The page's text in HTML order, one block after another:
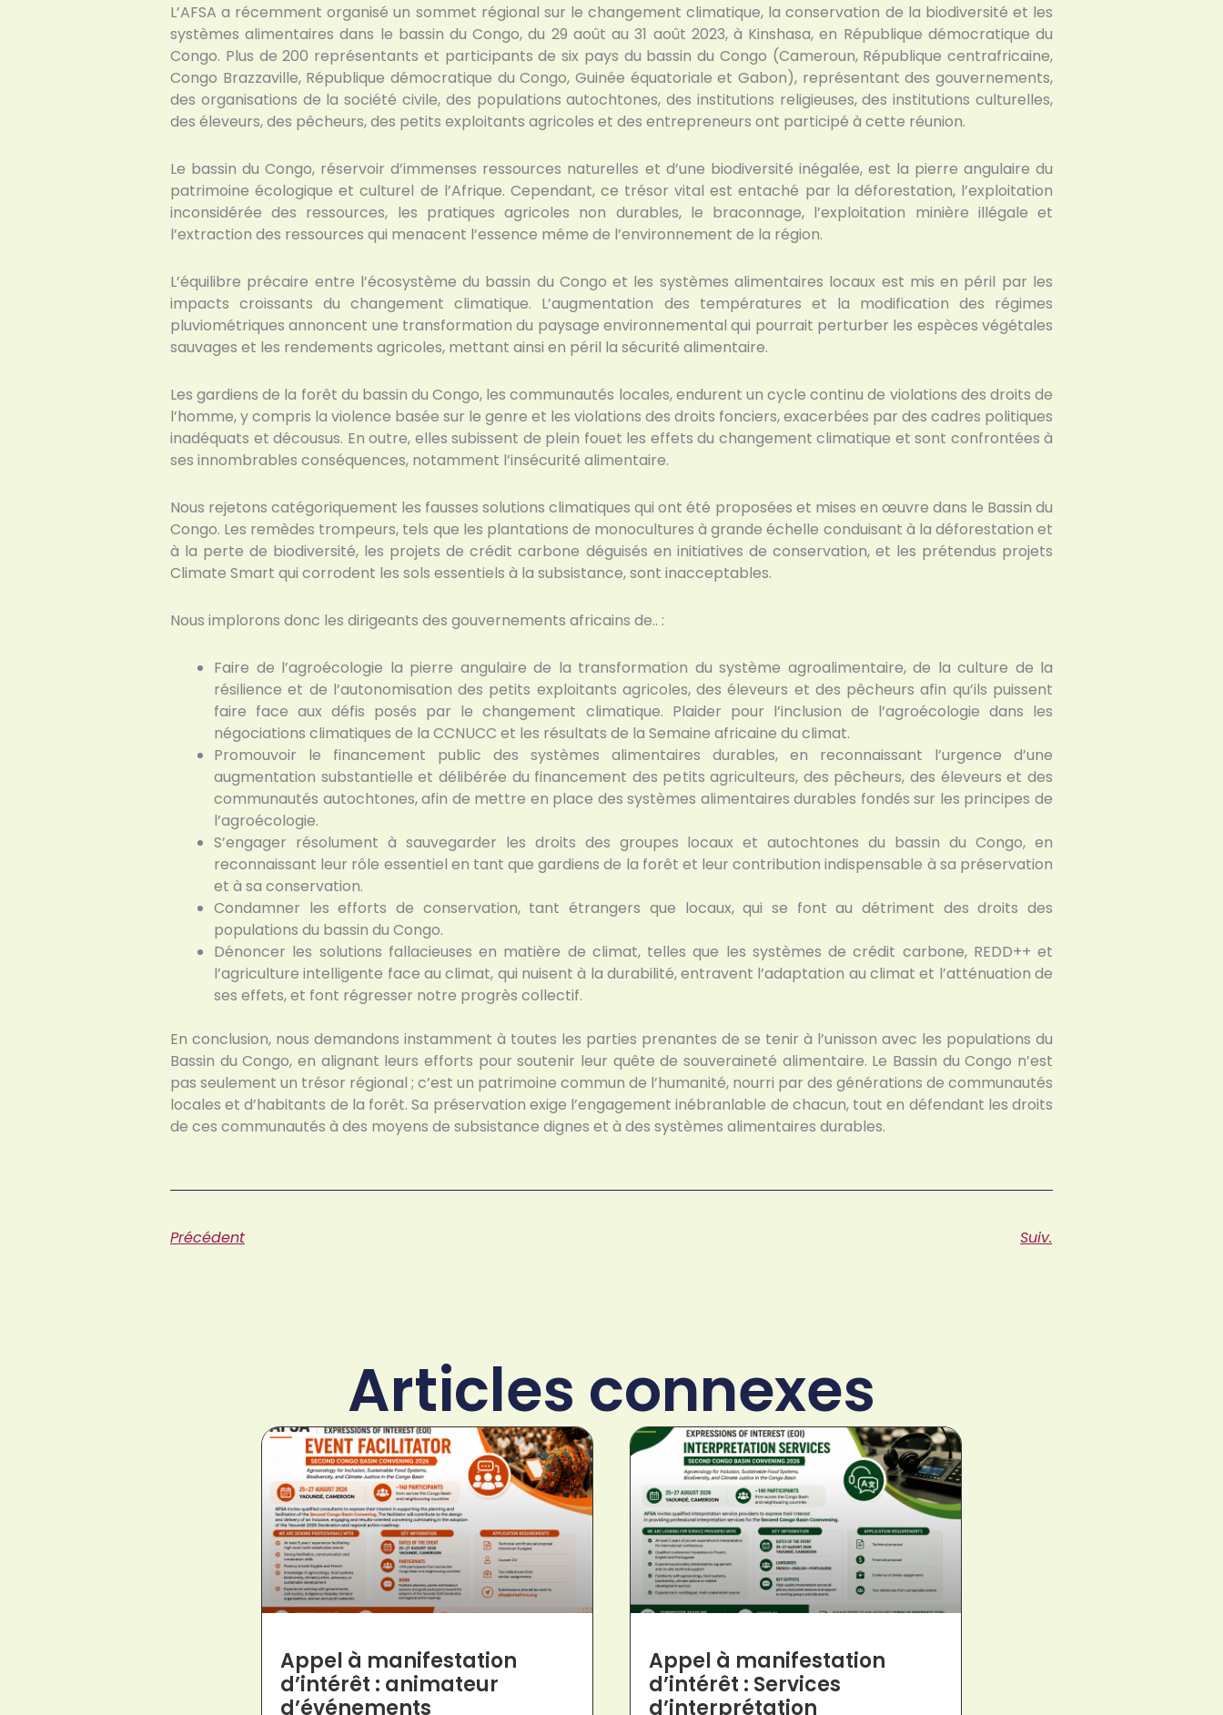
L’AFSA a récemment organisé un sommet régional sur le changement climatique, la conservation de la biodiversité et les
systèmes alimentaires dans le bassin du Congo, du 29 août au 31 août 2023, à Kinshasa, en République démocratique du
Congo. Plus de 200 représentants et participants de six pays du bassin du Congo (Cameroun, République centrafricaine,
Congo Brazzaville, République démocratique du Congo, Guinée équatoriale et Gabon), représentant des gouvernements,
des organisations de la société civile, des populations autochtones, des institutions religieuses, des institutions culturelles,
des éleveurs, des pêcheurs, des petits exploitants agricoles et des entrepreneurs ont participé à cette réunion.
Le bassin du Congo, réservoir d’immenses ressources naturelles et d’une biodiversité inégalée, est la pierre angulaire du
patrimoine écologique et culturel de l’Afrique. Cependant, ce trésor vital est entaché par la déforestation, l’exploitation
inconsidérée des ressources, les pratiques agricoles non durables, le braconnage, l’exploitation minière illégale et
l’extraction des ressources qui menacent l’essence même de l’environnement de la région.
L’équilibre précaire entre l’écosystème du bassin du Congo et les systèmes alimentaires locaux est mis en péril par les
impacts croissants du changement climatique. L’augmentation des températures et la modification des régimes
pluviométriques annoncent une transformation du paysage environnemental qui pourrait perturber les espèces végétales
sauvages et les rendements agricoles, mettant ainsi en péril la sécurité alimentaire.
Les gardiens de la forêt du bassin du Congo, les communautés locales, endurent un cycle continu de violations des droits de
l’homme, y compris la violence basée sur le genre et les violations des droits fonciers, exacerbées par des cadres politiques
inadéquats et décousus. En outre, elles subissent de plein fouet les effets du changement climatique et sont confrontées à
ses innombrables conséquences, notamment l’insécurité alimentaire.
Nous rejetons catégoriquement les fausses solutions climatiques qui ont été proposées et mises en œuvre dans le Bassin du
Congo. Les remèdes trompeurs, tels que les plantations de monocultures à grande échelle conduisant à la déforestation et
à la perte de biodiversité, les projets de crédit carbone déguisés en initiatives de conservation, et les prétendus projets
Climate Smart qui corrodent les sols essentiels à la subsistance, sont inacceptables.
Nous implorons donc les dirigeants des gouvernements africains de.. :
Faire de l’agroécologie la pierre angulaire de la transformation du système agroalimentaire, de la culture de la
résilience et de l’autonomisation des petits exploitants agricoles, des éleveurs et des pêcheurs afin qu’ils puissent
faire face aux défis posés par le changement climatique. Plaider pour l’inclusion de l’agroécologie dans les
négociations climatiques de la CCNUCC et les résultats de la Semaine africaine du climat.
Promouvoir le financement public des systèmes alimentaires durables, en reconnaissant l’urgence d’une
augmentation substantielle et délibérée du financement des petits agriculteurs, des pêcheurs, des éleveurs et des
communautés autochtones, afin de mettre en place des systèmes alimentaires durables fondés sur les principes de
l’agroécologie.
S’engager résolument à sauvegarder les droits des groupes locaux et autochtones du bassin du Congo, en
reconnaissant leur rôle essentiel en tant que gardiens de la forêt et leur contribution indispensable à sa préservation
et à sa conservation.
Condamner les efforts de conservation, tant étrangers que locaux, qui se font au détriment des droits des
populations du bassin du Congo.
Dénoncer les solutions fallacieuses en matière de climat, telles que les systèmes de crédit carbone, REDD++ et
l’agriculture intelligente face au climat, qui nuisent à la durabilité, entravent l’adaptation au climat et l’atténuation de
ses effets, et font régresser notre progrès collectif.
En conclusion, nous demandons instamment à toutes les parties prenantes de se tenir à l’unisson avec les populations du
Bassin du Congo, en alignant leurs efforts pour soutenir leur quête de souveraineté alimentaire. Le Bassin du Congo n’est
pas seulement un trésor régional ; c’est un patrimoine commun de l’humanité, nourri par des générations de communautés
locales et d’habitants de la forêt. Sa préservation exige l’engagement inébranlable de chacun, tout en défendant les droits
de ces communautés à des moyens de subsistance dignes et à des systèmes alimentaires durables.
Précédent Suiv.
Articles connexes
Appel à manifestation
d’intérêt : animateur
d’événements
Appel à manifestation
d’intérêt : Services
d’interprétation